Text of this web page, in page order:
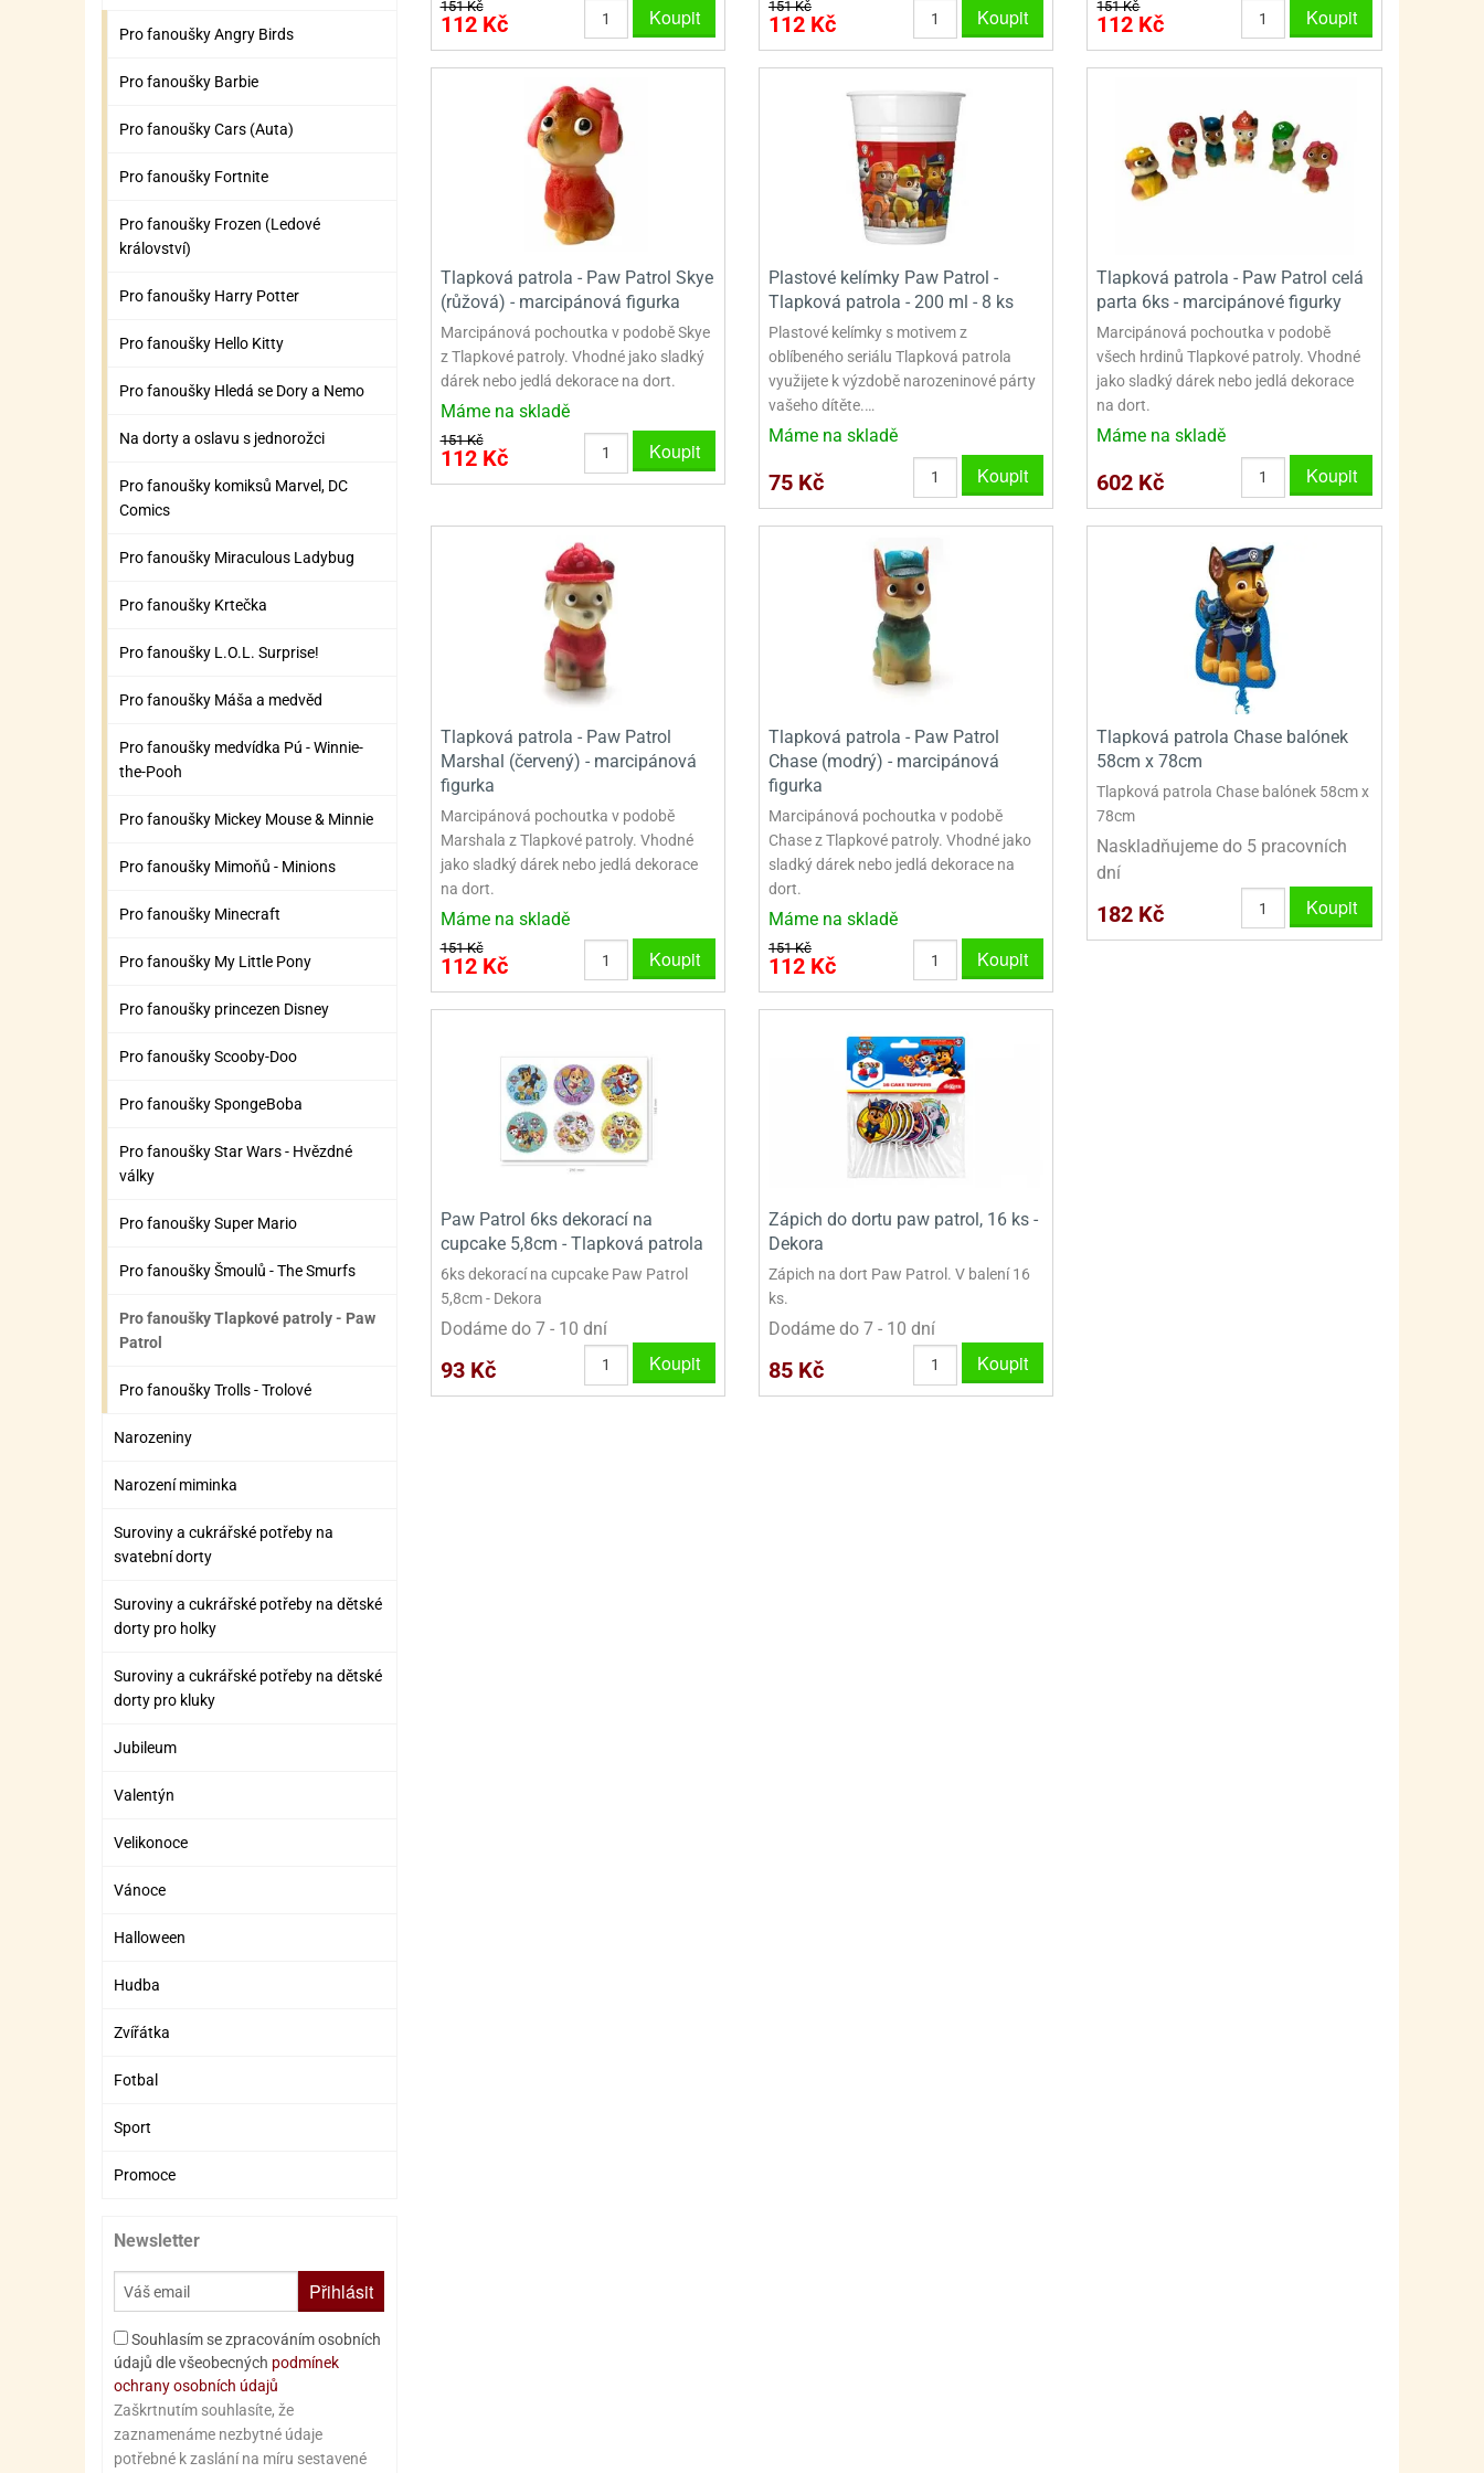
SUROVINY NA DONUTY
ŠLEHAČKY A SMETANY
ZMRZLINY
ŽELATINY
OSTATNÍ CUKRÁŘSKÉ SUROVINY
POLEVA V PECKÁCH
DRIP POLEVY
GRILÁŠ (GRILIÁŽ)
SUROVINY NA DONUTY
ŠLEHAČKY A SMETANYZTUŽOVAČE ŠLEHAČKY
ROSTLINNÉ ŠLEHAČKY
ŽIVOČIŠNÉ ŠLEHAČKY
ŽELATINY
OSTATNÍ CUKRÁŘSKÉ SUROVINY
JEDLÉ CHLADÍCÍ SPREJE
VYKRAJOVÁTKA - VÁNOCE
VYKRAJOVÁTKA - VELIKONOCE
VYKRAJOVÁTKA - ZVÍŘATA
VYKRAJOVÁTKA - ROSTLINY
VYKRAJOVÁTKA - DOPRAVA
VYKRAJOVÁTKA - BUDOVY
VYKRAJOVÁTKA - OSTATNÍ
SADY VYKRAJOVÁTEK - OSTATNÍ
SADY VYKRAJOVÁTEK - VÁNOCE
SADY VYKRAJOVÁTEK - VELIKONOCE
VYKLÁPĚCÍ FORMIČKY
VYKRAJOVÁTKA - HNĚTYNKY, NA KOBLIHY
NEREZOVÉ VYKRAJOVAČKY
SKLENĚNÉ DÓZY A LAHVE
VAKUOVÉ UCHOVÁNÍ POTRAVIN
PRO FANOUŠKY ŠMOULŮ - THE SMURFS
PRO FANOUŠKY TLAPKOVÉ PATROLY - PAW
Pro fanoušky Angry Birds
Pro fanoušky Barbie
Pro fanoušky Cars (Auta)
Pro fanoušky Fortnite
Pro fanoušky Frozen (Ledové
království)
Pro fanoušky Harry Potter
Pro fanoušky Hello Kitty
Pro fanoušky Hledá se Dory a Nemo
Na dorty a oslavu s jednorožci
Pro fanoušky komiksů Marvel, DC
Comics
Pro fanoušky Miraculous Ladybug
Pro fanoušky Krtečka
Pro fanoušky L.O.L. Surprise!
Pro fanoušky Máša a medvěd
Pro fanoušky medvídka Pú - Winnie-
the-Pooh
Pro fanoušky Mickey Mouse & Minnie
Pro fanoušky Mimoňů - Minions
Pro fanoušky Minecraft
Pro fanoušky My Little Pony
Pro fanoušky princezen Disney
Pro fanoušky Scooby-Doo
Pro fanoušky SpongeBoba
Pro fanoušky Star Wars - Hvězdné
války
Pro fanoušky Super Mario
Pro fanoušky Šmoulů - The Smurfs
Pro fanoušky Tlapkové patroly - Paw
Patrol
Pro fanoušky Trolls - Trolové
Narozeniny
Narození miminka
Suroviny a cukrářské potřeby na
svatební dorty
Suroviny a cukrářské potřeby na dětské
dorty pro holky
Suroviny a cukrářské potřeby na dětské
dorty pro kluky
Jubileum
Valentýn
Velikonoce
Vánoce
Halloween
Hudba
Zvířátka
Fotbal
Sport
Promoce
Newsletter
Přihlásit
Souhlasím se zpracováním osobních
údajů dle všeobecných podmínek
ochrany osobních údajů
Zaškrtnutím souhlasíte, že
zaznamenáme nezbytné údaje
potřebné k zaslání na míru sestavené
151 Kč
112 Kč Koupit 151 Kč
112 Kč Koupit 151 Kč
112 Kč Koupit
Tlapková patrola - Paw Patrol Skye
(růžová) - marcipánová figurka
Marcipánová pochoutka v podobě Skye
z Tlapkové patroly. Vhodné jako sladký
dárek nebo jedlá dekorace na dort.
Máme na skladě
151 Kč
112 Kč Koupit
Plastové kelímky Paw Patrol -
Tlapková patrola - 200 ml - 8 ks
Plastové kelímky s motivem z
oblíbeného seriálu Tlapková patrola
využijete k výzdobě narozeninové párty
vašeho dítěte.…
Máme na skladě
75 Kč Koupit
Tlapková patrola - Paw Patrol celá
parta 6ks - marcipánové figurky
Marcipánová pochoutka v podobě
všech hrdinů Tlapkové patroly. Vhodné
jako sladký dárek nebo jedlá dekorace
na dort.
Máme na skladě
602 Kč Koupit
Tlapková patrola - Paw Patrol
Marshal (červený) - marcipánová
figurka
Marcipánová pochoutka v podobě
Marshala z Tlapkové patroly. Vhodné
jako sladký dárek nebo jedlá dekorace
na dort.
Máme na skladě
151 Kč
112 Kč Koupit
Tlapková patrola - Paw Patrol
Chase (modrý) - marcipánová
figurka
Marcipánová pochoutka v podobě
Chase z Tlapkové patroly. Vhodné jako
sladký dárek nebo jedlá dekorace na
dort.
Máme na skladě
151 Kč
112 Kč Koupit
Tlapková patrola Chase balónek
58cm x 78cm
Tlapková patrola Chase balónek 58cm x
78cm
Naskladňujeme do 5 pracovních
dní
182 Kč Koupit
Paw Patrol 6ks dekorací na
cupcake 5,8cm - Tlapková patrola
6ks dekorací na cupcake Paw Patrol
5,8cm - Dekora
Dodáme do 7 - 10 dní
93 Kč Koupit
Zápich do dortu paw patrol, 16 ks -
Dekora
Zápich na dort Paw Patrol. V balení 16
ks.
Dodáme do 7 - 10 dní
85 Kč Koupit